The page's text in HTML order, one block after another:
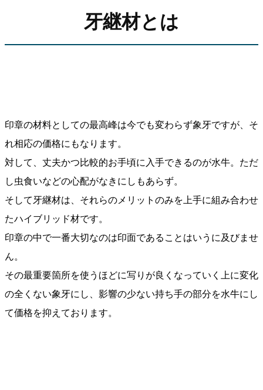
牙継材とは
印章の材料としての最高峰は今でも変わらず象牙ですが、そ
れ相応の価格にもなります。
対して、丈夫かつ比較的お手頃に入手できるのが水牛。ただ
し虫食いなどの心配がなきにしもあらず。
そして牙継材は、それらのメリットのみを上手に組み合わせ
たハイブリッド材です。
印章の中で一番大切なのは印面であることはいうに及びませ
ん。
その最重要箇所を使うほどに写りが良くなっていく上に変化
の全くない象牙にし、影響の少ない持ち手の部分を水牛にし
て価格を抑えております。